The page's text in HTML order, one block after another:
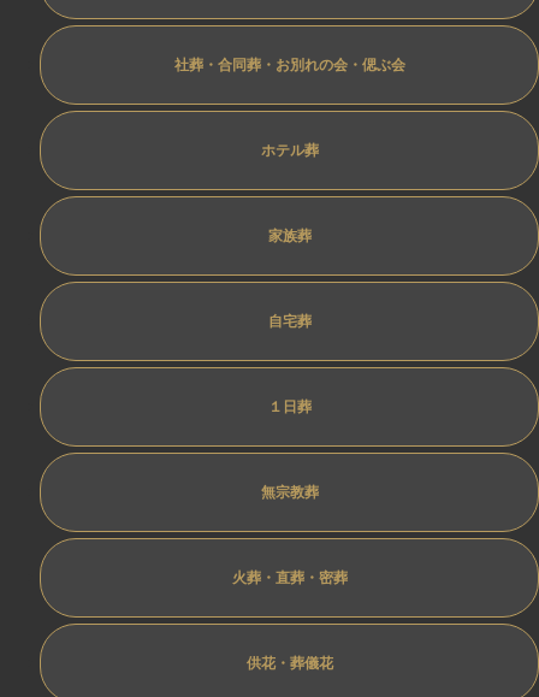
社葬・合同葬・お別れの会・偲ぶ会
ホテル葬
家族葬
自宅葬
１日葬
無宗教葬
火葬・直葬・密葬
供花・葬儀花